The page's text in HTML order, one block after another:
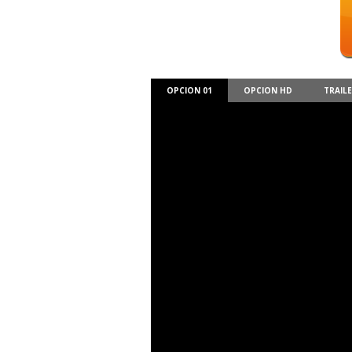
OPCION 01 OPCION HD